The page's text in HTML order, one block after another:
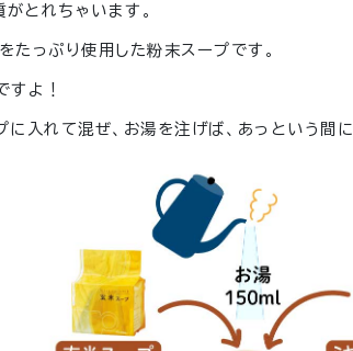
とれちゃいます。
たっぷり使用した粉末スープです。
すよ！
に入れて混ぜ、お湯を注げば、あっという間